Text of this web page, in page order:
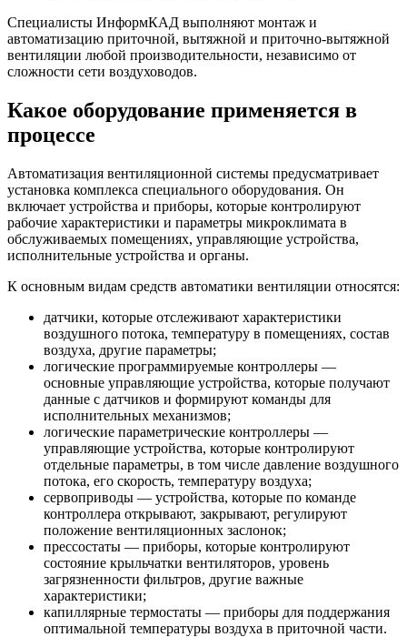
Специалисты ИнформКАД выполняют монтаж и
автоматизацию приточной, вытяжной и приточно-вытяжной
вентиляции любой производительности, независимо от
сложности сети воздуховодов.
Какое оборудование применяется в
процессе
Автоматизация вентиляционной системы предусматривает
установка комплекса специального оборудования. Он
включает устройства и приборы, которые контролируют
рабочие характеристики и параметры микроклимата в
обслуживаемых помещениях, управляющие устройства,
исполнительные устройства и органы.
К основным видам средств автоматики вентиляции относятся:
датчики, которые отслеживают характеристики
воздушного потока, температуру в помещениях, состав
воздуха, другие параметры;
логические программируемые контроллеры —
основные управляющие устройства, которые получают
данные с датчиков и формируют команды для
исполнительных механизмов;
логические параметрические контроллеры —
управляющие устройства, которые контролируют
отдельные параметры, в том числе давление воздушного
потока, его скорость, температуру воздуха;
сервоприводы — устройства, которые по команде
контроллера открывают, закрывают, регулируют
положение вентиляционных заслонок;
прессостаты — приборы, которые контролируют
состояние крыльчатки вентиляторов, уровень
загрязненности фильтров, другие важные
характеристики;
капиллярные термостаты — приборы для поддержания
оптимальной температуры воздуха в приточной части.